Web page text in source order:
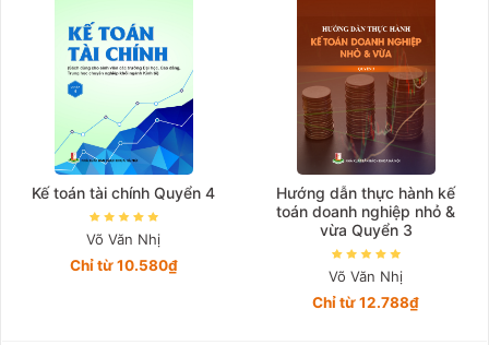
Kế toán tài chính Quyển 4
Võ Văn Nhị
Chỉ từ 10.580₫
Hướng dẫn thực hành kế
toán doanh nghiệp nhỏ &
vừa Quyển 3
Võ Văn Nhị
Chỉ từ 12.788₫